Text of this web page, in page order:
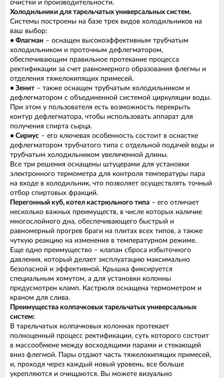
очистки и производительности.
Холодильники для тарельчатых универсальных систем.
Системы построены на базе трех видов холодильников на
ваш выбор:
• Флагман – оснащен высокоэффективным трубчатым
холодильником и проточным дефлегматором,
обеспечивающим правильное протекание процесса
ректификации за счет равномерного образования флегмы и
отделения тяжелокипящих примесей.
• Зенит – также оснащен трубчатым холодильником и
дефлегматором с объединенной системой циркуляции воды.
При этом у пользователя есть возможность перекрыть
контур дефлегматора, чтобы использовать аппарат для
получения спирта сырца.
• Сириус – его ключевая особенность состоит в оснастке
дефлегматором трубчатого типа с отдельной подачей воды и
трубчатым холодильником увеличенной длины.
Все три решения оснащены штуцерами для установки
электронного термометра для контроля температуры пара
на входе в холодильник, что позволяет осуществлять точный
отбор спиртовых фракций.
Перегонный куб, котел кастрюльного типа – его отличает
несколько важных преимуществ, в числе которых наличие
многослойного дна, обеспечивающего быстрый и
равномерный прогрев браги на плитах всех типов, а также
чуткую реакцию на изменения в температурном режиме.
Еще одно преимущество – клапан сброса избыточного
давления, который делает эксплуатацию максимально
безопасной и эффективной. Крышка фиксируется
специальным хомутом, а для установки колонны
предусмотрен кламп. Кастрюля оснащена термометром и
краном для слива.
Преимущества колпачковых тарельчатых универсальных
систем:
В тарельчатых колпачковых колоннах протекает
полноценный процесс ректификации, суть которого состоит
в массообмене между восходящими парами и стекающей
вниз флегмой. Пары отдают часть тяжелокипящих примесей,
и, проходя через каждый новый уровень, все больше
укрепляются и очищаются. Вы можете визуально